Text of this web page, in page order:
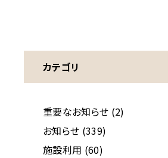
カテゴリ
重要なお知らせ (2)
お知らせ (339)
施設利用 (60)